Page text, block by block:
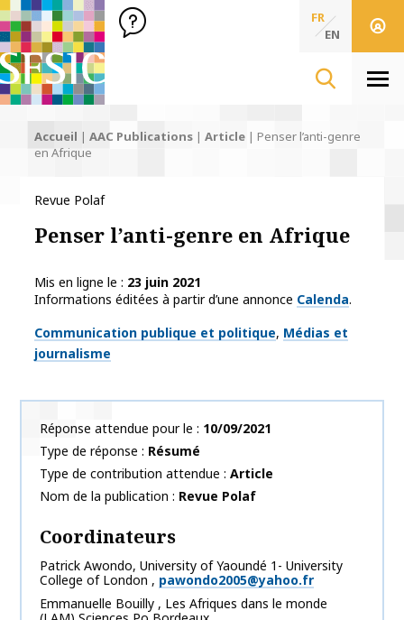
SFSIC Société Française des Sciences de l'Information & de
Société Française des Sciences
de l'Information
FR
EN
Accueil | AAC Publications | Article | Penser l’anti-genre
en Afrique
Revue Polaf
Penser l’anti-genre en Afrique
Mis en ligne le
23 juin 2021
Informations éditées à partir d’une annonce Calenda.
Thématiques
Communication publique et politique Médias et
journalisme
Réponse attendue pour le
10/09/2021
Type de réponse
Résumé
Type de contribution attendue
Article
Nom de la publication
Revue Polaf
Coordinateurs
Patrick Awondo, University of Yaoundé 1- University
College of London , pawondo2005@yahoo.fr
Emmanuelle Bouilly , Les Afriques dans le monde